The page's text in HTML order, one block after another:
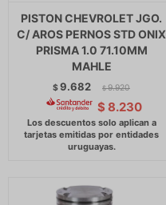
PISTON CHEVROLET JGO.
C/ AROS PERNOS STD ONIX
PRISMA 1.0 71.10MM
MAHLE
$9.682 $ 9.920
$ 8.230